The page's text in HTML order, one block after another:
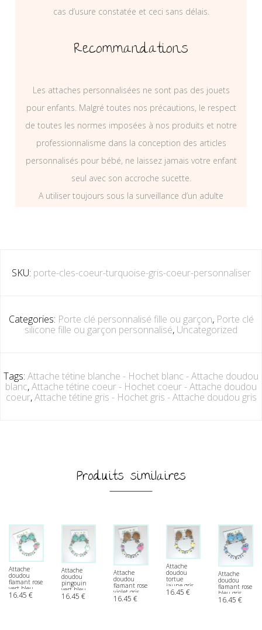
cas d’usure constatée et ceci sans délais.
Recommandations
Les attaches personnalisées ne sont pas des jouets
pour enfants. Malgré toutes nos précautions, le respect
de toutes les normes imposées à nos produits et notre
professionnalisme dans la conception des articles
personnalisés pour bébé, ne laissez jamais votre enfant
seul avec son accroche sucette.
A utiliser toujours sous la surveillance d’un adulte
SKU: porte-cles-coeur-turquoise-gris-coeur-personnaliser
Categories: Porte clé personnalisé fille ou garçon, Porte clé
silicone fille ou garçon personnalisé, Uncategorized
Tags: Attache tétine blanche - Hochet blanc - Attache doudou
blanc,Attache tétine coeur - Hochet coeur - Attache doudou
coeur,Attache tétine gris - Hochet gris - Attache doudou gris
Produits similaires
Attache
doudou
flamant rose
vert bleu
gris coeur à
16.45 €
Attache
doudou
pingouin
vert bleu
gris coeur à
16.45 €
Attache
doudou
flamant rose
violet gris
coeur à
16.45€
Attache
doudou
tortue
jaune gris
coeur à
16.45 €
Attache
doudou
flamant rose
bleu gris
coeur à
16.45€